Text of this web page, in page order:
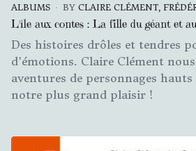
ALBUMS BY CLAIRE CLÉMENT,
L'île aux contes : La fille du géant et
Des histoires drôles et tendres
d'émotions. Claire Clément
aventures de personnages
notre plus grand plaisir !